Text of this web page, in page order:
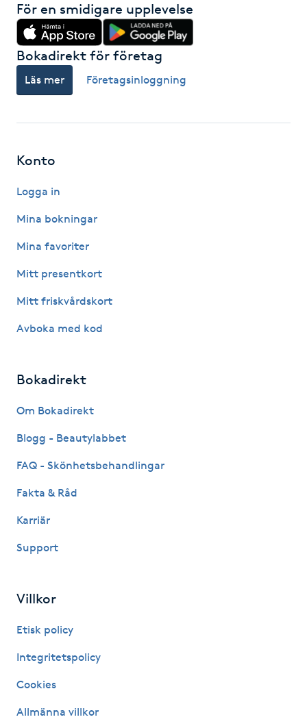
Hyaluronsyra
Hyperhidros
Hypnos
Hårborttagning
Hårbottenbehandling
Hårförlängning
Hälsa
IPL
IPL hårborttagning
K18
Katun fransar
Keratinbehandling
För en smidigare upplevelse
Bokadirekt för företag
Läs mer Företagsinloggning
Konto
Logga in
Mina bokningar
Mina favoriter
Mitt presentkort
Mitt friskvårdskort
Avboka med kod
Bokadirekt
Om Bokadirekt
Blogg - Beautylabbet
FAQ - Skönhetsbehandlingar
Fakta & Råd
Karriär
Support
Villkor
Etisk policy
Integritetspolicy
Cookies
Allmänna villkor